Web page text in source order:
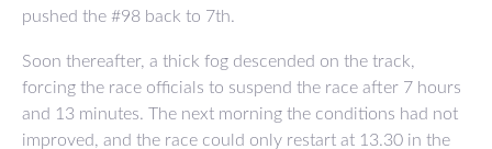
pushed the #98 back to 7th.
Soon thereafter, a thick fog descended on the track,
forcing the race officials to suspend the race after 7 hours
and 13 minutes. The next morning the conditions had not
improved, and the race could only restart at 13.30 in the